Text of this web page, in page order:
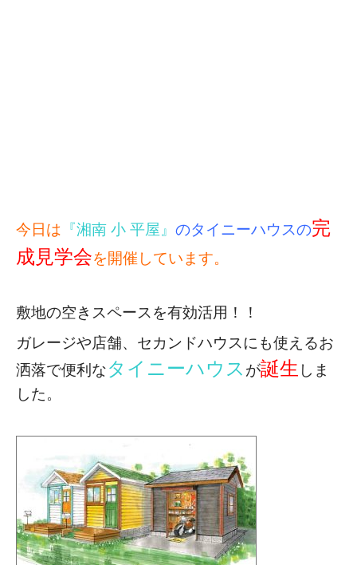
今日は 『湘南 小 平屋』 のタイニーハウスの完
成見学会を開催しています。
敷地の空きスペースを有効活用！！
ガレージや店舗、セカンドハウスにも使えるお
洒落で便利なタイニーハウス が誕生 しま
した。